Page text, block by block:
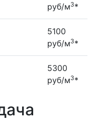
руб/м3*
5100
руб/м3*
5300
руб/м3*